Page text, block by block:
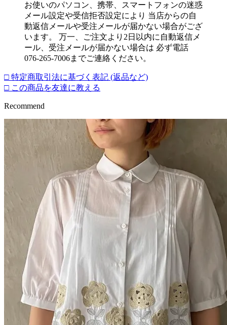
お使いのパソコン、携帯、スマートフォンの迷惑
メール設定や受信拒否設定により 当店からの自
動返信メールや受注メールが届かない場合がござ
います。 万一、ご注文より2日以内に自動返信メ
ール、受注メールが届かない場合は 必ず電話
076-265-7006までご連絡ください。
□ 特定商取引法に基づく表記 (返品など)
□ この商品を友達に教える
Recommend